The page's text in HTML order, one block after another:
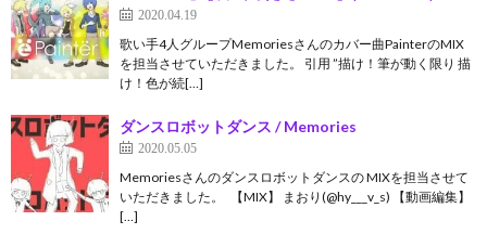
2020.04.19
歌い手4人グループMemoriesさんのカバー曲PainterのMIX
を担当させていただきました。 引用 ”描け！筆が動く限り 描
け！色が続[…]
ダンスロボットダンス / Memories
2020.05.05
Memoriesさんのダンスロボットダンスの MIXを担当させて
いただきました。 【MIX】 まおり(@hy___v_s) 【動画編集】
[…]